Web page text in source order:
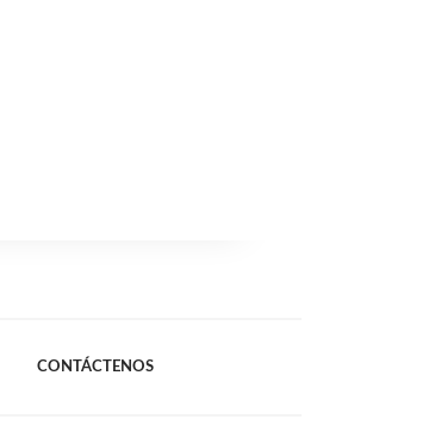
CONTÁCTENOS